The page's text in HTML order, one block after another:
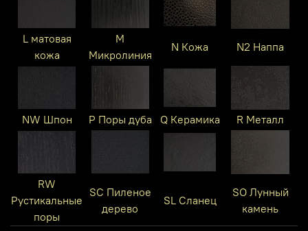
L матовая
кожа
M
Микролиния
N Кожа N2 Наппа
NW Шпон P Поры дуба Q Керамика R Металл
RW
Рустикальные
поры
SC Пиленое
дерево
SL Сланец
SO Лунный
камень